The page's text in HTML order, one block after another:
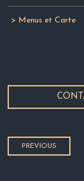
> Menus et Carte
PREVIOUS